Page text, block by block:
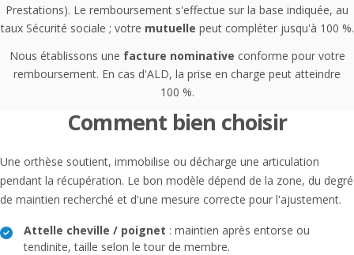
Prestations). Le remboursement s'effectue sur la base indiquée, au
taux Sécurité sociale ; votre mutuelle peut compléter jusqu'à 100 %.
Nous établissons une facture nominative conforme pour votre
remboursement. En cas d'ALD, la prise en charge peut atteindre
100 %.
Comment bien choisir
Une orthèse soutient, immobilise ou décharge une articulation
pendant la récupération. Le bon modèle dépend de la zone, du degré
de maintien recherché et d'une mesure correcte pour l'ajustement.
Attelle cheville / poignet : maintien après entorse ou
tendinite, taille selon le tour de membre.